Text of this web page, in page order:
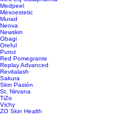
Medpeel
Mesoestetic
Murad
Neova
Newskin
Obagi
Oreful
Puroz
Red Pomegrante
Replay Advanced
Revitalash
Sakura
Skin Pasión
St. Nirvana
TiZo
Vichy
ZO Skin Health